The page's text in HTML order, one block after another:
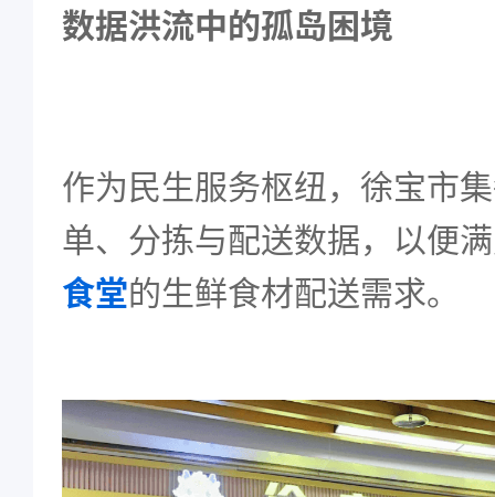
数据洪流中的孤岛困境
作为民生服务枢纽，徐宝市
单、分拣与配送数据，以便
食堂的生鲜食材配送需求。